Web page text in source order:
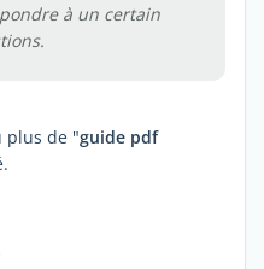
à un certain
plus de "guide pdf